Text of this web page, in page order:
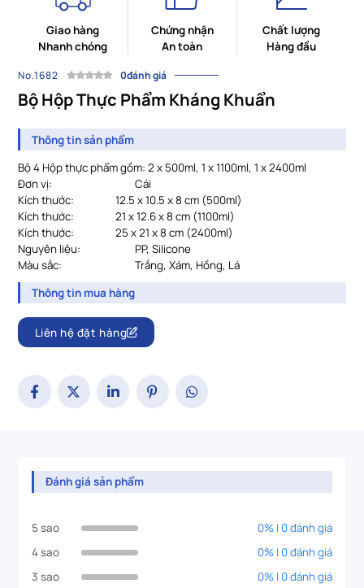
Giao hàng
Nhanh chóng
Chứng nhận
An toàn
Chất lượng
Hàng đầu
No.1682 0đánh giá
Bộ Hộp Thực Phẩm Kháng Khuẩn
Thông tin sản phẩm
Bộ 4 Hộp thực phẩm gồm: 2 x 500ml, 1 x 1100ml, 1 x 2400ml
Đơn vị:
Cái
Kích thước:
12.5 x 10.5 x 8 cm (500ml)
Kích thước:
21 x 12.6 x 8 cm (1100ml)
Kích thước:
25 x 21 x 8 cm (2400ml)
Nguyên liệu:
PP, Silicone
Màu sắc:
				Trắng, Xám, Hồng, Lá
Thông tin mua hàng
Liên hệ đặt hàng
Đánh giá sản phẩm
5 sao
0% | 0 đánh giá
4 sao
0% | 0 đánh giá
3 sao
0% | 0 đánh giá